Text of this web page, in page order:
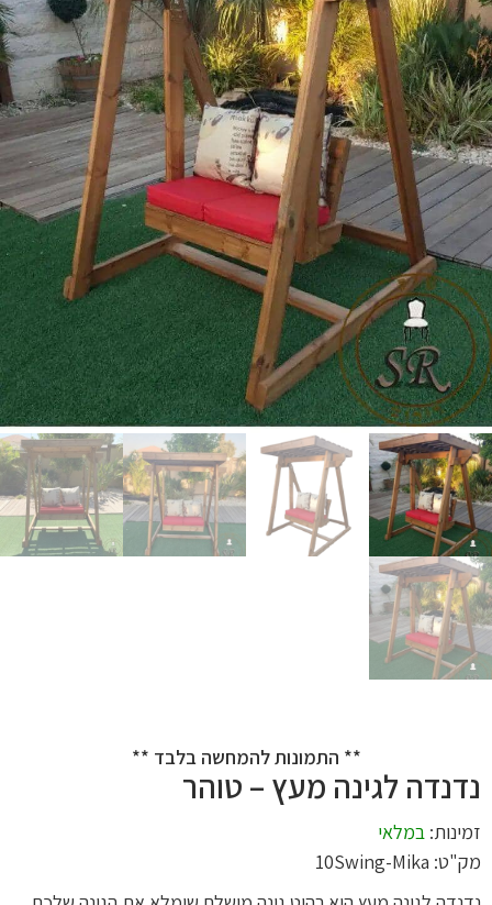
** התמונות להמחשה בלבד **
נדנדה לגינה מעץ – טוהר
זמינות: במלאי
מק"ט: 10Swing-Mika